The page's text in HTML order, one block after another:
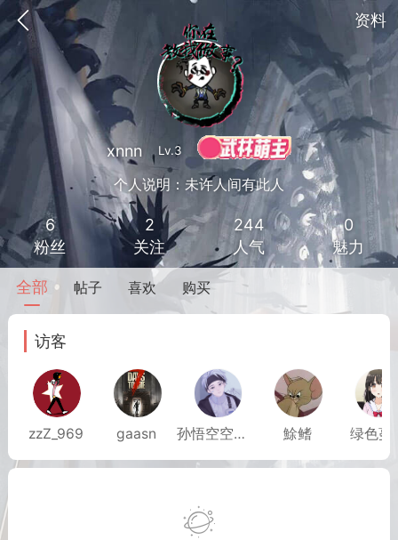
资料
我的钱包 道具 排行榜
MOD下载 攻略教程 联机招募
17:51
电脑端 其他&工具
杀 模组安装/管理工具v1.1.0 测试版发
WIN11
xnnn Lv.3
个人说明：未许人间有此人
6
粉丝
2
关注
244
人气
0
魅力
全部 帖子 喜欢 购买
访客
zzZ_969 gaasn 孙悟空空悟孙 鮽鳍 绿色蔓